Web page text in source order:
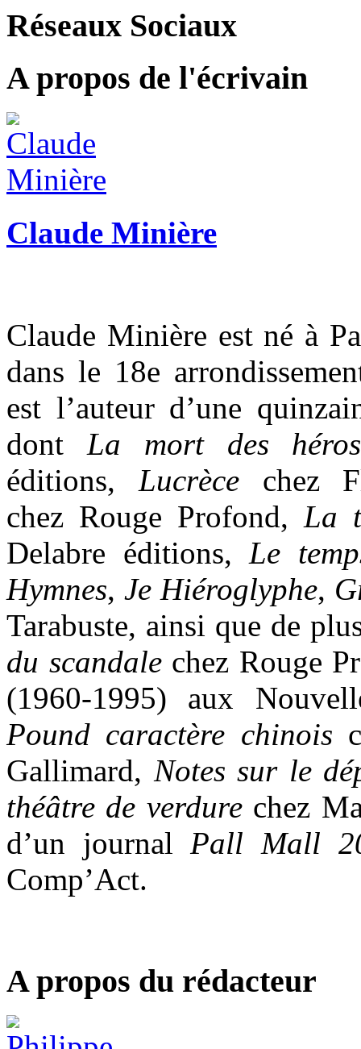
Réseaux Sociaux
A propos de l'écrivain
Claude Minière
Claude Minière est né à
dans le 18e
est l’auteur d’une
dont La mort des
éditions, Lucrècechez
chez Rouge Profond, La
Delabre éditions,Le
Hymnes, Je Hiéroglyphe,
Tarabuste, ainsi que de
du scandale chez Rouge
(1960-1995) aux
Pound caractère chinois
Gallimard, Notes sur le
théâtre de verdure chez
d’un journalPall Mall
Comp’Act.
A propos du rédacteur